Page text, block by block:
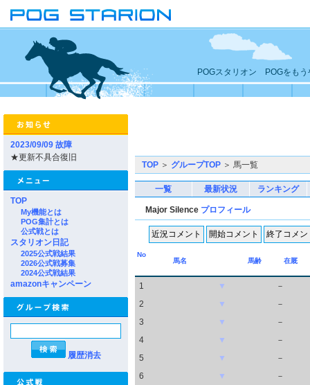
POGスタリオン POGをもう
2023/09/09 故障
★更新不具合復旧
TOP
My機能とは
POG集計とは
公式戦とは
スタリオン日記
2025公式戦結果
2026公式戦募集
2024公式戦結果
amazonキャンペーン
履歴消去
TOP ＞ グループTOP ＞ 馬一覧
一覧 最新状況 ランキング
Major Silence プロフィール
No
馬名
馬齢 在厩
1 ▼
－
2
▼
－
3
▼
－
4
▼
－
5
▼
－
6
▼
－